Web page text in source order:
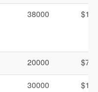
38000 $159
20000 $75
30000 $153